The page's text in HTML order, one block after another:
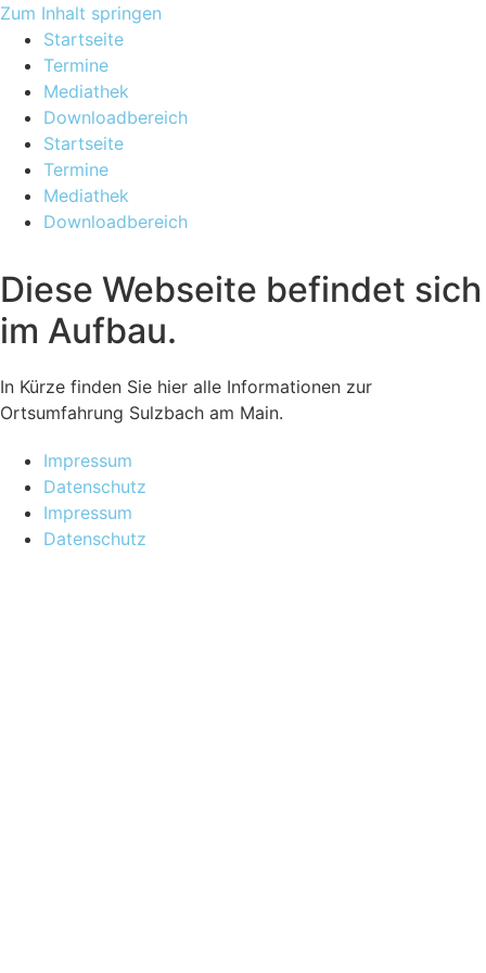
Zum Inhalt springen
Startseite
Termine
Mediathek
Downloadbereich
Startseite
Termine
Mediathek
Downloadbereich
Diese Webseite befindet sich
im Aufbau.
In Kürze finden Sie hier alle Informationen zur
Ortsumfahrung Sulzbach am Main.
Impressum
Datenschutz
Impressum
Datenschutz